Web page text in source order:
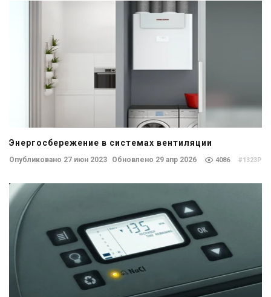
Опубликовано 27 июн 2023 Обновлено 29 апр 2026 4086 #1323P
Энергосбережение в системах вентиляции